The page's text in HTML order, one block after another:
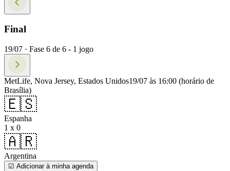
Final
19/07 · Fase 6 de 6 - 1 jogo
MetLife, Nova Jersey, Estados Unidos19/07 às 16:00 (horário de
Brasília)
🇪🇸
Espanha
1 x 0
🇦🇷
Argentina
☑ Adicionar à minha agenda